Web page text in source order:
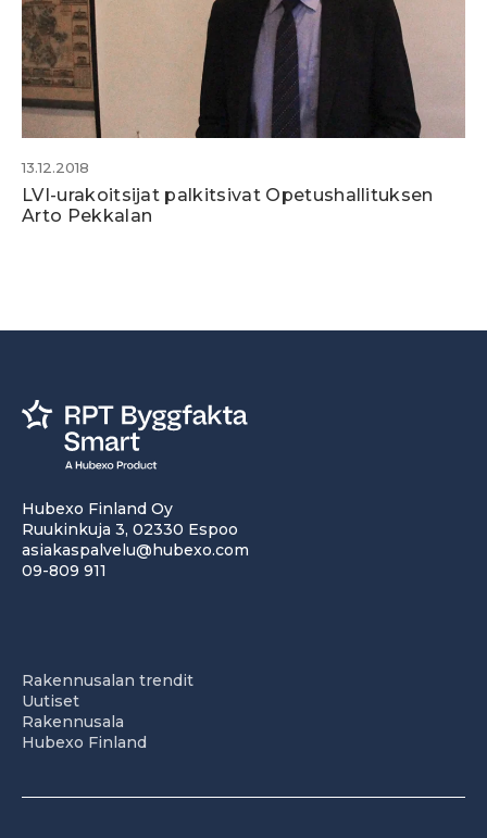
13.12.2018
LVI-urakoitsijat palkitsivat Opetushallituksen
Arto Pekkalan
Hubexo Finland Oy
Ruukinkuja 3, 02330 Espoo
asiakaspalvelu@hubexo.com
09-809 911
Rakennusalan trendit
Uutiset
Rakennusala
Hubexo Finland